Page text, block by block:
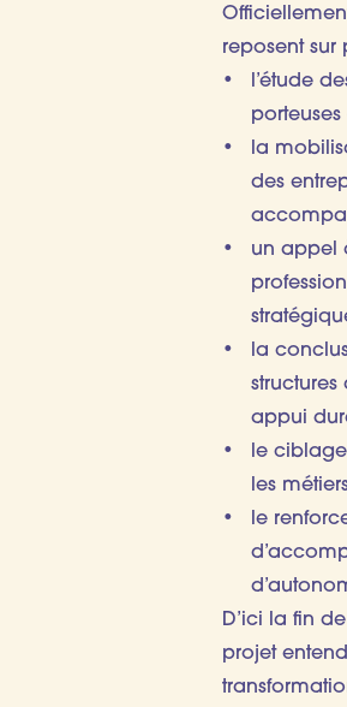
reposent sur
l’étude
la
des
un appel
la
appui
le
les
le
D’ici la fin
projet